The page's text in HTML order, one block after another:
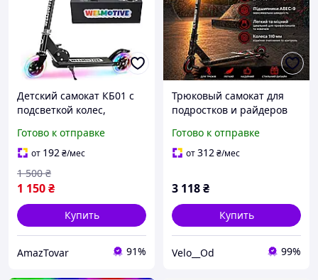
Детский самокат КБ01 с
подсветкой колес,
руль, для детей от 3 лет,
легкий алюминиевый, с
тормозом
Готово к отправке
от 192₴/мес
1 150₴
1 500 ₴
Купить
AmazTovar 91%
Трюковый самокат для
подростков и райдеров
легкий и прочный для
трюков и прыжков
Готово к отправке
от312₴/мес
3 118₴
Купить
Velo__Od 99%